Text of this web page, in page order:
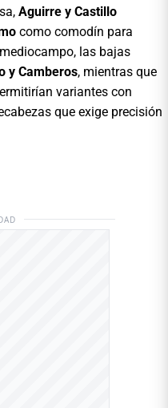
Aguirre y Castillo
como comodín para
las bajas
y Camberos, mientras que
variantes con
que exige precisión